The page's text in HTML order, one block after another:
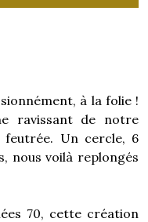
à la folie !
ravissant de notre
feutrée. Un cercle, 6
nous voilà replongés
70, cette création